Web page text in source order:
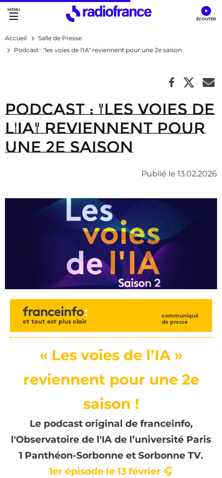
Accès direct :
Menu principal
Contenu
Accueil
Salle de Presse
Podcast : "les voies de l'IA" reviennent pour une 2e saison
Podcast : "les voies de
l'IA" reviennent pour
une 2e saison
Publié le 13.02.2026
« Les voies de l’IA»
reviennent pour une 2e
saison !
Le podcast original de franceinfo,
l'Observatoire de l'IA de l’université Paris
1 Panthéon-Sorbonne et Sorbonne TV.
1er épisode le 13 février 🎧